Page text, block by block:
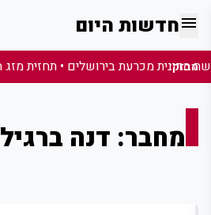
menuחדשות היום
מבזק:
מחבר: דנה ברגיל